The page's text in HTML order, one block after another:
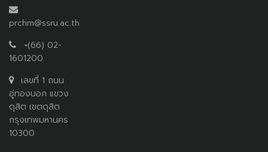
prchm@ssru.ac.th
+(66) 02-
1601200
เลขที่ 1 ถนน
อู่ทองนอก แขวง
ดุสิต เขตดุสิต
กรุงเทพมหานคร
10300